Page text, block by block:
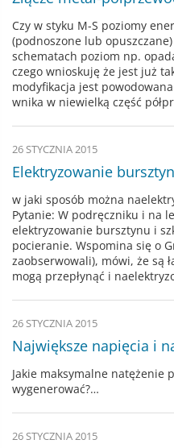
Czy w styku M-S poziomy
(podnoszone lub
schematach poziom np.
czego wnioskuję że jest już
modyfikacja jest
wnika w niewielką część
26 STYCZNIA 2015
Elektryzowanie
w jaki sposób można
Pytanie: W podręczniku i na
elektryzowanie bursztynu i
pocieranie. Wspomina się o
zaobserwowali), mówi, że są
mogą przepłynąć i
26 STYCZNIA 2015
Największe napięcia i
Jakie maksymalne natężenie
wygenerować?…
26 STYCZNIA 2015